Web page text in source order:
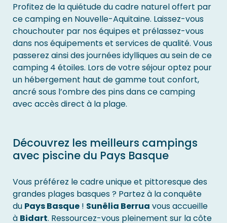
Profitez de la quiétude du cadre naturel offert par
ce camping en Nouvelle-Aquitaine. Laissez-vous
chouchouter par nos équipes et prélassez-vous
dans nos équipements et services de qualité. Vous
passerez ainsi des journées idylliques au sein de ce
camping 4 étoiles. Lors de votre séjour optez pour
un hébergement haut de gamme tout confort,
ancré sous l’ombre des pins dans ce camping
avec accès direct à la plage.
Découvrez les meilleurs campings
avec piscine du Pays Basque
Vous préférez le cadre unique et pittoresque des
grandes plages basques ? Partez à la conquête
du Pays Basque! Sunêlia Berrua vous accueille
à Bidart. Ressourcez-vous pleinement sur la côte